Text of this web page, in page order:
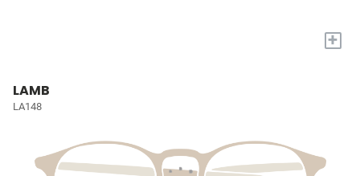
+
LAMB
LA148